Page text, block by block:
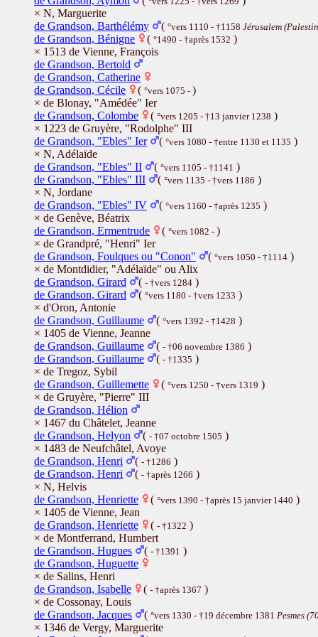
× N, Marguerite
de Grandson, Barthélémy
( °vers 1110 - †1158 Jérusalem
de Grandson, Bénigne ( °1490 - †après 1532 )
× 1513 de Vienne, François
de Grandson, Bertold
de Grandson, Catherine
de Grandson, Cécile
( °vers 1075 - )
× de Blonay, "Amédée" Ier
de Grandson, Colombe
( °vers 1205 - †13 janvier 1238 )
× 1223 de Gruyère, "Rodolphe" III
de Grandson, "Ebles" Ier
( °vers 1080 - †entre 1130 et 1135 )
× N, Adélaïde
de Grandson, "Ebles" II
( °vers 1105 - †1141 )
de Grandson, "Ebles" III
( °vers 1135 - †vers 1186 )
× N, Jordane
de Grandson, "Ebles" IV
( °vers 1160 - †après 1235 )
× de Genève, Béatrix
de Grandson, Ermentrude
( °vers 1082 - )
× de Grandpré, "Henri" Ier
de Grandson, Foulques ou "Conon"
( °vers 1050 - †1114 )
× de Montdidier, "Adélaïde" ou Alix
de Grandson, Girard
( - †vers 1284 )
de Grandson, Girard
( °vers 1180 - †vers 1233 )
× d'Oron, Antonie
de Grandson, Guillaume
( °vers 1392 - †1428 )
× 1405 de Vienne, Jeanne
de Grandson, Guillaume
( - †06 novembre 1386 )
de Grandson, Guillaume
( - †1335 )
× de Tregoz, Sybil
de Grandson, Guillemette
( °vers 1250 - †vers 1319 )
× de Gruyère, "Pierre" III
de Grandson, Hélion
× 1467 du Châtelet, Jeanne
de Grandson, Helyon
( - †07 octobre 1505 )
× 1483 de Neufchâtel, Avoye
de Grandson, Henri
( - †1286 )
de Grandson, Henri
( - †après 1266 )
× N, Helvis
de Grandson, Henriette
( °vers 1390 - †après 15 janvier 1440 )
× 1405 de Vienne, Jean
de Grandson, Henriette
( - †1322 )
× de Montferrand, Humbert
de Grandson, Hugues
( - †1391 )
de Grandson, Huguette
× de Salins, Henri
de Grandson, Isabelle
( - †après 1367 )
× de Cossonay, Louis
de Grandson, Jacques
( °vers 1330 - †19 décembre 1381 Pesmes
× 1346 de Vergy, Marguerite